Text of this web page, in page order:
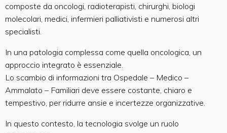
composte da oncologi, radioterapisti, chirurghi, biologi
molecolari, medici, infermieri palliativisti e numerosi altri
specialisti.
In una patologia complessa come quella oncologica, un
approccio integrato è essenziale.
Lo scambio di informazioni tra Ospedale – Medico –
Ammalato – Familiari deve essere costante, chiaro e
tempestivo, per ridurre ansie e incertezze organizzative.
In questo contesto, la tecnologia svolge un ruolo